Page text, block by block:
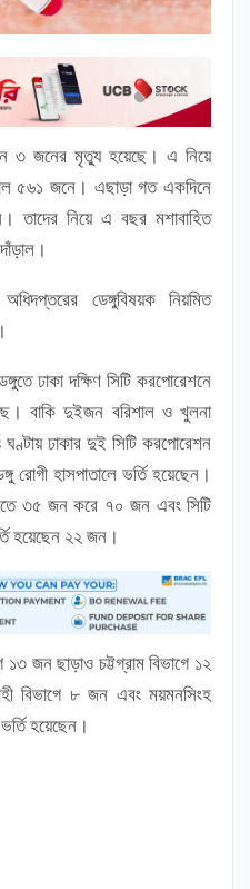
৩ জনের মৃত্যু হয়েছে। এ নিয়ে
৫৬১ জনে। এছাড়া গত একদিনে
তাদের নিয়ে এ বছর মশাবাহিত
ডেঙ্গুবিষয়ক নিয়মিত
ঢাকা দক্ষিণ সিটি করপোরেশনে
বাকি দুইজন বরিশাল ও খুলনা
ঘণ্টায় ঢাকার দুই সিটি করপোরেশন
রোগী হাসপাতালে ভর্তি হয়েছেন।
৩৫ জন করে ৭০ জন এবং সিটি
হয়েছেন ২২ জন।
জন ছাড়াও চট্টগ্রাম বিভাগে ১২
বিভাগে ৮ জন এবং ময়মনসিংহ
হয়েছেন।